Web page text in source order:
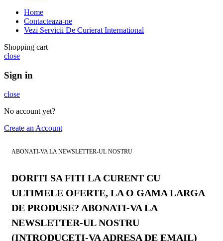
Home
Contacteaza-ne
Vezi Servicii De Curierat International
Shopping cart
close
Sign in
close
No account yet?
Create an Account
ABONATI-VA LA NEWSLETTER-UL NOSTRU
DORITI SA FITI LA CURENT CU
ULTIMELE OFERTE, LA O GAMA LARGA
DE PRODUSE? ABONATI-VA LA
NEWSLETTER-UL NOSTRU
(INTRODUCETI-VA ADRESA DE EMAIL)